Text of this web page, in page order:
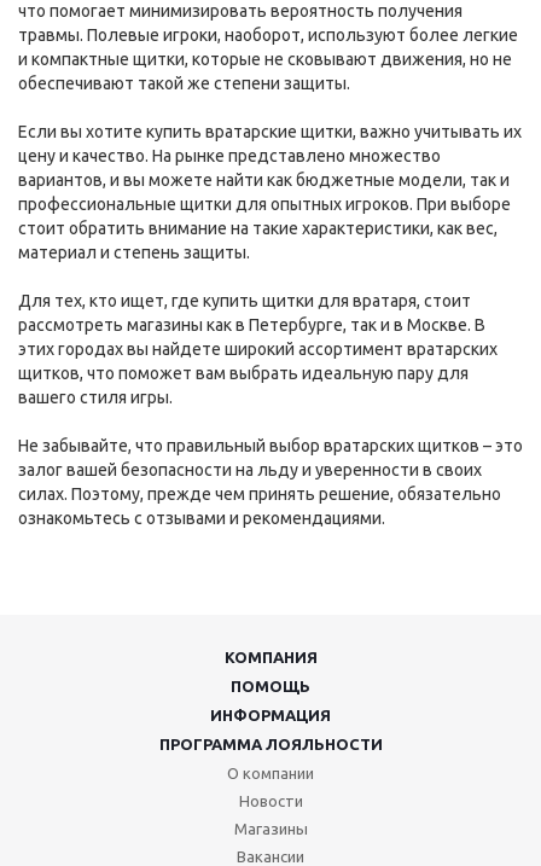
что помогает минимизировать вероятность получения
травмы. Полевые игроки, наоборот, используют более легкие
и компактные щитки, которые не сковывают движения, но не
обеспечивают такой же степени защиты.
Если вы хотите купить вратарские щитки, важно учитывать их
цену и качество. На рынке представлено множество
вариантов, и вы можете найти как бюджетные модели, так и
профессиональные щитки для опытных игроков. При выборе
стоит обратить внимание на такие характеристики, как вес,
материал и степень защиты.
Для тех, кто ищет, где купить щитки для вратаря, стоит
рассмотреть магазины как в Петербурге, так и в Москве. В
этих городах вы найдете широкий ассортимент вратарских
щитков, что поможет вам выбрать идеальную пару для
вашего стиля игры.
Не забывайте, что правильный выбор вратарских щитков – это
залог вашей безопасности на льду и уверенности в своих
силах. Поэтому, прежде чем принять решение, обязательно
ознакомьтесь с отзывами и рекомендациями.
КОМПАНИЯ
ПОМОЩЬ
ИНФОРМАЦИЯ
ПРОГРАММА ЛОЯЛЬНОСТИ
О компании
Новости
Магазины
Вакансии